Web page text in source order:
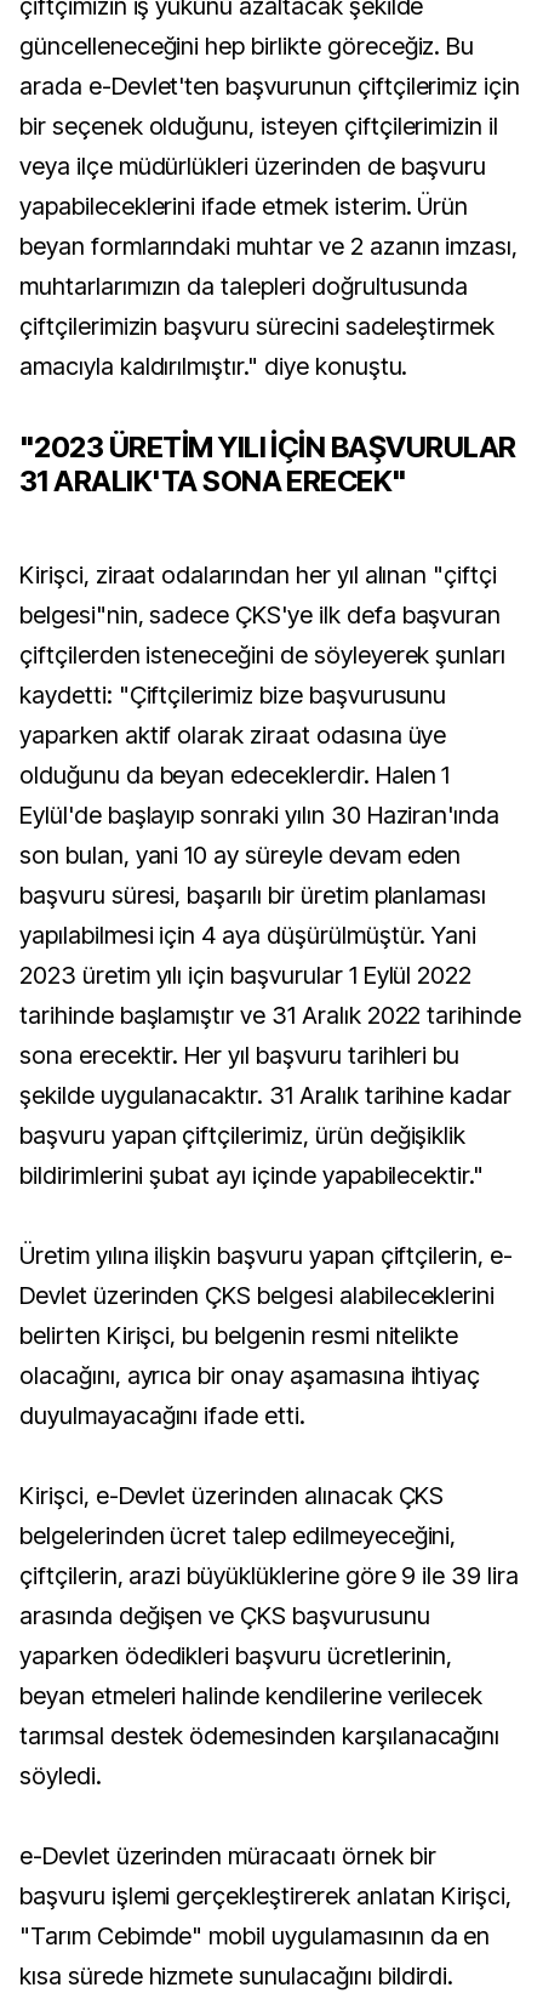
çiftçimizin iş yükünü azaltacak şekilde
güncelleneceğini hep birlikte göreceğiz. Bu
arada e-Devlet'ten başvurunun çiftçilerimiz için
bir seçenek olduğunu, isteyen çiftçilerimizin il
veya ilçe müdürlükleri üzerinden de başvuru
yapabileceklerini ifade etmek isterim. Ürün
beyan formlarındaki muhtar ve 2 azanın imzası,
muhtarlarımızın da talepleri doğrultusunda
çiftçilerimizin başvuru sürecini sadeleştirmek
amacıyla kaldırılmıştır." diye konuştu.
"2023 ÜRETİM YILI İÇİN BAŞVURULAR
31 ARALIK'TA SONA ERECEK"
Kirişci, ziraat odalarından her yıl alınan "çiftçi
belgesi"nin, sadece ÇKS'ye ilk defa başvuran
çiftçilerden isteneceğini de söyleyerek şunları
kaydetti: "Çiftçilerimiz bize başvurusunu
yaparken aktif olarak ziraat odasına üye
olduğunu da beyan edeceklerdir. Halen 1
Eylül'de başlayıp sonraki yılın 30 Haziran'ında
son bulan, yani 10 ay süreyle devam eden
başvuru süresi, başarılı bir üretim planlaması
yapılabilmesi için 4 aya düşürülmüştür. Yani
2023 üretim yılı için başvurular 1 Eylül 2022
tarihinde başlamıştır ve 31 Aralık 2022 tarihinde
sona erecektir. Her yıl başvuru tarihleri bu
şekilde uygulanacaktır. 31 Aralık tarihine kadar
başvuru yapan çiftçilerimiz, ürün değişiklik
bildirimlerini şubat ayı içinde yapabilecektir."
Üretim yılına ilişkin başvuru yapan çiftçilerin, e-
Devlet üzerinden ÇKS belgesi alabileceklerini
belirten Kirişci, bu belgenin resmi nitelikte
olacağını, ayrıca bir onay aşamasına ihtiyaç
duyulmayacağını ifade etti.
Kirişci, e-Devlet üzerinden alınacak ÇKS
belgelerinden ücret talep edilmeyeceğini,
çiftçilerin, arazi büyüklüklerine göre 9 ile 39 lira
arasında değişen ve ÇKS başvurusunu
yaparken ödedikleri başvuru ücretlerinin,
beyan etmeleri halinde kendilerine verilecek
tarımsal destek ödemesinden karşılanacağını
söyledi.
e-Devlet üzerinden müracaatı örnek bir
başvuru işlemi gerçekleştirerek anlatan Kirişci,
"Tarım Cebimde" mobil uygulamasının da en
kısa sürede hizmete sunulacağını bildirdi.